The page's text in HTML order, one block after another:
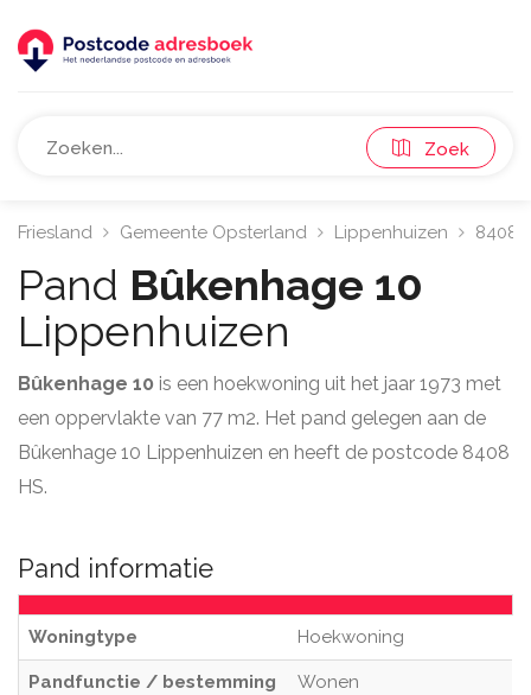
Zoek
Friesland Gemeente Opsterland Lippenhuizen 8408
Pand Bûkenhage 10
Lippenhuizen
Bûkenhage 10 is een hoekwoning uit het jaar 1973 met
een oppervlakte van 77 m2. Het pand gelegen aan de
Bûkenhage 10 Lippenhuizen en heeft de postcode 8408
HS.
Pand informatie
Woningtype Hoekwoning
Pandfunctie / bestemming Wonen